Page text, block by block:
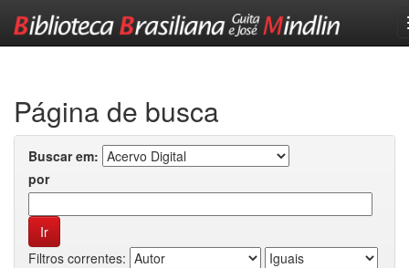
Página de busca
Buscar em:
por
Filtros correntes: